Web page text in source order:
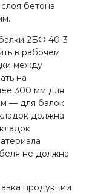
бетона
2БФ 40-3
в рабочем
между
на
300 мм для
— для балок
должна
не должна
продукции